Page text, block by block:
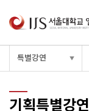
특별강연 ▼
기획특별강연